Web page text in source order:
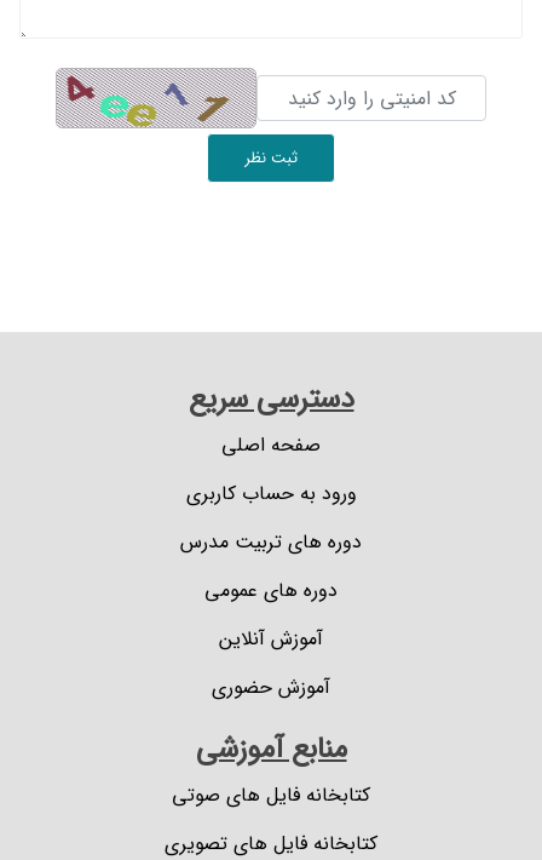
ثبت نظر
دسترسی سریع
صفحه اصلی
ورود به حساب کاربری
دوره های تربیت مدرس
دوره های عمومی
آموزش آنلاین
آموزش حضوری
منابع آموزشی
کتابخانه فایل های صوتی
کتابخانه فایل های تصویری